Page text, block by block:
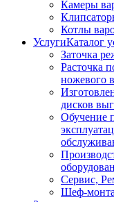
Камеры
Котлы
УслугиКаталог
Заточка
Расточка
ножевого
дисков
Обучение
Сервис,
Шеф-